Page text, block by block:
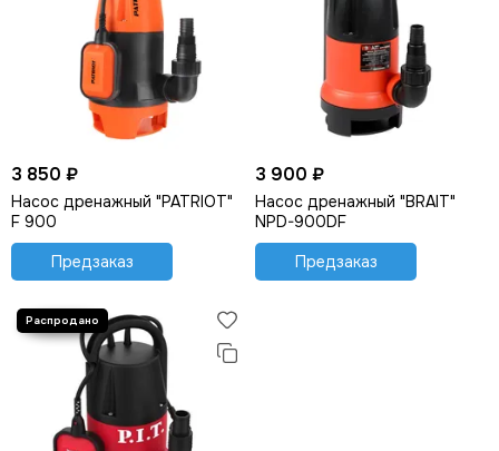
3 850 ₽
Насос дренажный "PATRIOT"
F 900
Предзаказ
3 900 ₽
Насос дренажный "BRAIT"
NPD-900DF
Предзаказ